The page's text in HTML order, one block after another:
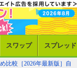
スワップ スプレッド
比較［2026年最新版］自